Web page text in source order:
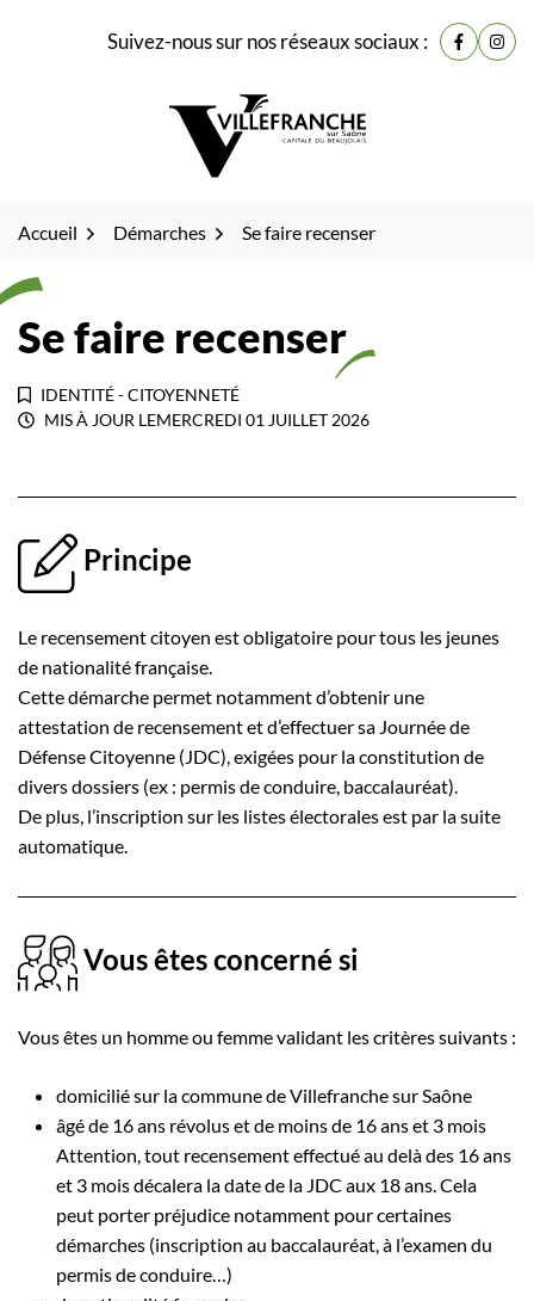
Suivez-nous sur nos réseaux sociaux : Lien vers
Lien
Accueil Démarches Se faire recenser
Se faire recenser
IDENTITÉ - CITOYENNETÉ
MIS À JOUR LEMERCREDI 01 JUILLET 2026
Principe
Le recensement citoyen est obligatoire pour tous les jeunes
de nationalité française.
Cette démarche permet notamment d’obtenir une
attestation de recensement et d’effectuer sa Journée de
Défense Citoyenne (JDC), exigées pour la constitution de
divers dossiers (ex : permis de conduire, baccalauréat).
De plus, l’inscription sur les listes électorales est par la suite
automatique.
Vous êtes concerné si
Vous êtes un homme ou femme validant les critères suivants :
domicilié sur la commune de Villefranche sur Saône
âgé de 16 ans révolus et de moins de 16 ans et 3 mois
Attention, tout recensement effectué au delà des 16 ans
et 3 mois décalera la date de la JDC aux 18 ans. Cela
peut porter préjudice notamment pour certaines
démarches (inscription au baccalauréat, à l’examen du
permis de conduire…)